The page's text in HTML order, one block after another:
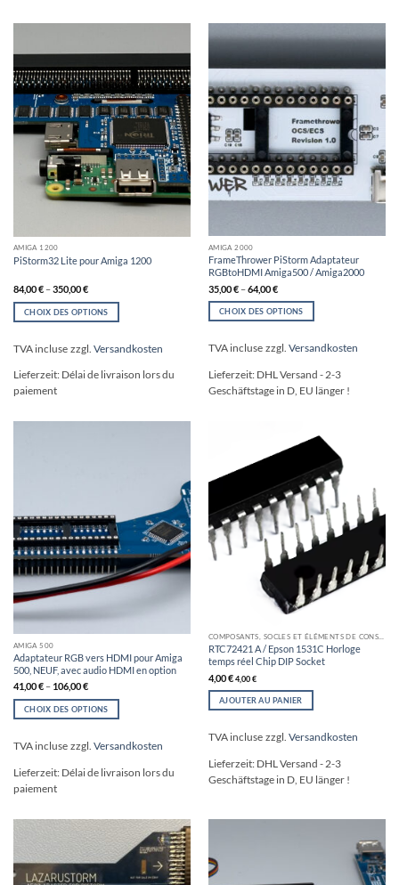
options
être
choisies
sur
la
page
du
options
peuvent
choisies
sur
la
page
du
produit
AMIGA 1200
PiStorm32 Lite pour Amiga 1200
84,00€–350,00€
CHOIX DES OPTIONS
produit
plusieurs
variations.
options
du
produit
TVA incluse zzgl. Versandkosten
Lieferzeit: Délai de livraison lors du
paiement
AMIGA 2000
FrameThrower PiStorm Adaptateur
RGBtoHDMI Amiga500 / Amiga2000
35,00€–64,00€
CHOIX DES OPTIONS
produit
plusieurs
variations.
sur
page
du
produit
TVA incluse zzgl. Versandkosten
Lieferzeit: DHL Versand - 2-3
Geschäftstage in D, EU länger !
AMIGA 500
Adaptateur RGB vers HDMI pour Amiga
500, NEUF, avec audio HDMI en option
41,00€– 106,00€
CHOIX DES OPTIONS
produit
plusieurs
variations.
options
choisies
sur
TVA incluse zzgl. Versandkosten
Lieferzeit: Délai de livraison lors du
paiement
COMPOSANTS, SOCLES ET ÉLÉMENTS DE CONSTRUCTION
RTC72421 A / Epson 1531C Horloge
temps réel Chip DIP Socket
4,00€ 4,00€
AJOUTER AU PANIER
TVA incluse zzgl. Versandkosten
Lieferzeit: DHL Versand - 2-3
Geschäftstage in D, EU länger !